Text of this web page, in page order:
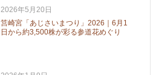
2026年5月20日
筥崎宮「あじさいまつり」2026｜6月1
日から約3,500株が彩る参道花めぐり